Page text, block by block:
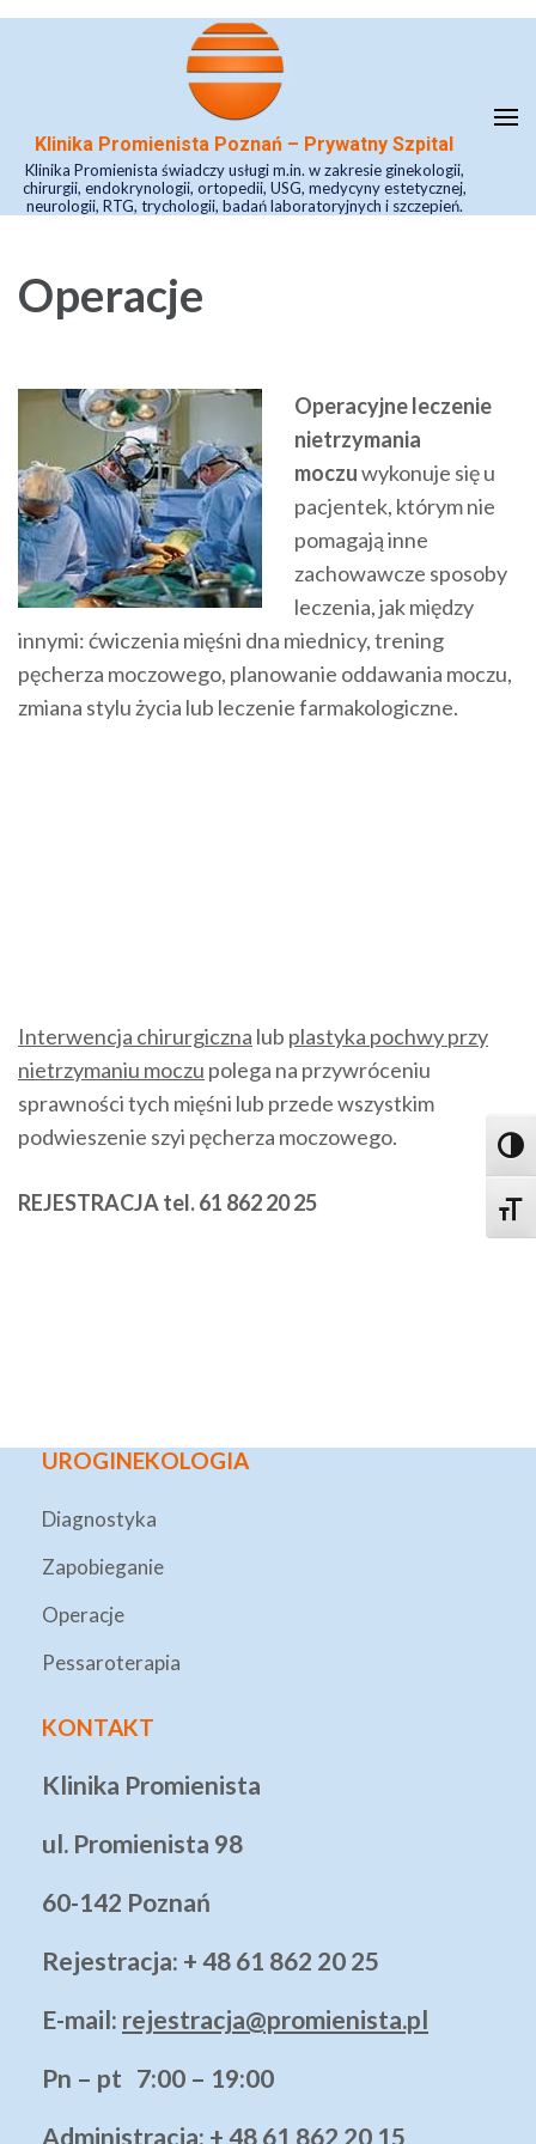
Skip
Enter)Klinika Promienista Poznań – Prywatny Szpital
Klinika Promienista świadczy usługi m.in. w zakresie ginekologii,
chirurgii, endokrynologii, ortopedii, USG, medycyny estetycznej,
neurologii, RTG, trychologii, badań laboratoryjnych i szczepień.
Operacje
Operacyjne leczenie
nietrzymania
moczuwykonuje się u
pacjentek, którym nie
pomagają inne
zachowawcze sposoby
leczenia, jak między
innymi: ćwiczenia mięśni dna miednicy, trening
pęcherza moczowego, planowanie oddawania moczu,
zmiana stylu życia lub leczenie farmakologiczne.
Interwencja chirurgiczna lub plastyka pochwy przy
nietrzymaniu moczu polega na przywróceniu
sprawności tych mięśni lub przede wszystkim
podwieszenie szyi pęcherza moczowego.
REJESTRACJA tel. 61 862 20 25
UROGINEKOLOGIA
Diagnostyka
Zapobieganie
Operacje
Pessaroterapia
KONTAKT
Klinika Promienista
ul. Promienista 98
60-142 Poznań
Rejestracja: + 48 61 862 20 25
E-mail: rejestracja@promienista.pl
Pn – pt 7:00 – 19:00
Administracja: + 48 61 862 20 15